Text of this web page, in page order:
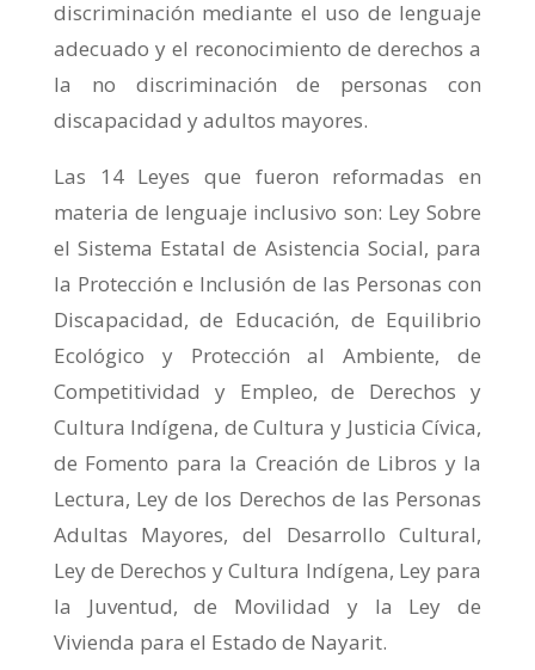
discriminación mediante el uso de lenguaje
adecuado y el reconocimiento de derechos a
la no discriminación de personas con
discapacidad y adultos mayores.
Las 14 Leyes que fueron reformadas en
materia de lenguaje inclusivo son: Ley Sobre
el Sistema Estatal de Asistencia Social, para
la Protección e Inclusión de las Personas con
Discapacidad, de Educación, de Equilibrio
Ecológico y Protección al Ambiente, de
Competitividad y Empleo, de Derechos y
Cultura Indígena, de Cultura y Justicia Cívica,
de Fomento para la Creación de Libros y la
Lectura, Ley de los Derechos de las Personas
Adultas Mayores, del Desarrollo Cultural,
Ley de Derechos y Cultura Indígena, Ley para
la Juventud, de Movilidad y la Ley de
Vivienda para el Estado de Nayarit.